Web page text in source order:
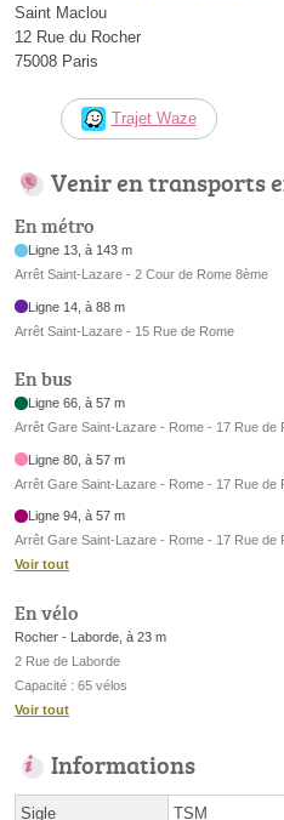
Saint Maclou
12 Rue du Rocher
75008 Paris
Trajet Waze
Venir en transports
En métro
Ligne 13, à 143 m
Arrêt Saint-Lazare - 2 Cour de Rome 8ème
Ligne 14, à 88 m
Arrêt Saint-Lazare - 15 Rue de Rome
En bus
Ligne 66, à 57 m
Arrêt Gare Saint-Lazare - Rome - 17 Rue de
Ligne 80, à 57 m
Arrêt Gare Saint-Lazare - Rome - 17 Rue de
Ligne 94, à 57 m
Arrêt Gare Saint-Lazare - Rome - 17 Rue de
Voir tout
En vélo
Rocher - Laborde, à 23 m
2 Rue de Laborde
Capacité : 65 vélos
Voir tout
Informations
Sigle TSM